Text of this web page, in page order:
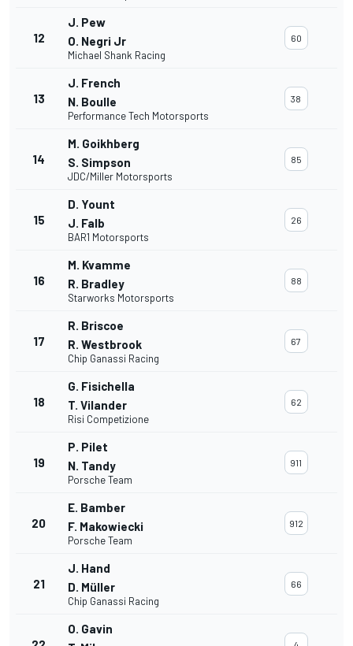
12
J. Pew
O. Negri Jr
Michael Shank Racing
60
13
J. French
N. Boulle
Performance Tech Motorsports
38
14
M. Goikhberg
S. Simpson
JDC/Miller Motorsports
85
15
D. Yount
J. Falb
BAR1 Motorsports
26
16
M. Kvamme
R. Bradley
Starworks Motorsports
88
17
R. Briscoe
R. Westbrook
Chip Ganassi Racing
67
18
G. Fisichella
T. Vilander
Risi Competizione
62
19
P. Pilet
N. Tandy
Porsche Team
911
20
E. Bamber
F. Makowiecki
Porsche Team
912
21
J. Hand
D. Müller
Chip Ganassi Racing
66
O. Gavin